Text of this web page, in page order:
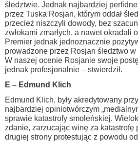
śledztwie. Jednak najbardziej
przez Tuska Rosjan, którym oddał
przecież niszczyli dowody, bez
zwłokami zmarłych, a nawet okradali
Premier jednak jednoznacznie
prowadzone przez Rosjan śledztwo
W naszej ocenie Rosjanie swoje
jednak profesjonalnie – stwierdził.
E – Edmund Klich
Edmund Klich, były akredytowany
najbardziej opiniotwórczym
sprawie katastrofy smoleńskiej.
zdanie, zarzucając winę za katastrofę
drugiej strony protestując z powodu